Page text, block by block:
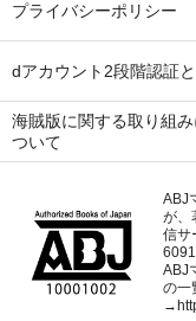
プライバシーポリシー
dアカウント2段階認証
海賊版に関する取り組み
ついて
ABJ
が、
信サ
ABJ
の一
→